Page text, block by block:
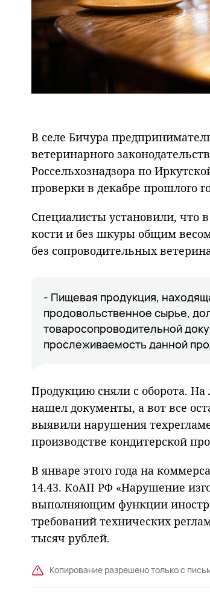
В селе Бичура
ветеринарного
Россельхознадзора по
проверки в декабре прошлого
Специалисты установили, что
кости и без шкуры общим весом
без сопроводительных
- Пищевая продукция,
продовольственное сырье,
товаросопроводительной
прослеживаемость данной
Продукцию сняли с оборота.
нашел документы, а вот все
выявили нарушения
производстве кондитерской
В январе этого года на
14.43. КоАП РФ «Нарушение
выполняющим функции
требований технических
тысяч рублей.
Копирование разрешено только с